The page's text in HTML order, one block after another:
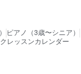
ピアノ（3歳〜シニア）
レッスンカレンダー